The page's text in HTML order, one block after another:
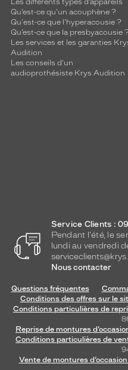
Les différents types d’appareils
Qu’est-ce qu'un acouphène ?
Qu'est-ce que l'hyperacousie ?
Qu’est-ce que la presbyacousie
Les services et les garanties
Audition
Les conseils d'un
audioprothésiste Krys Audition
Service Clients :
Pendant l'été, le
lundi au vendredi
Nous contacter
Questions fréquentes
Conditions des offres sur le
Conditions particulières de
Reprise de montures
Conditions particulières de
Vente de montures